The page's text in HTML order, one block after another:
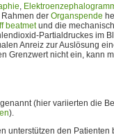
,
Rahmen der Organspende
beatmetund die
Partialdruckes im
Anreiz zur Auslösung
Grenzwert nicht ein, kann
genannt (hier variierten die
).
unterstützen den Patienten